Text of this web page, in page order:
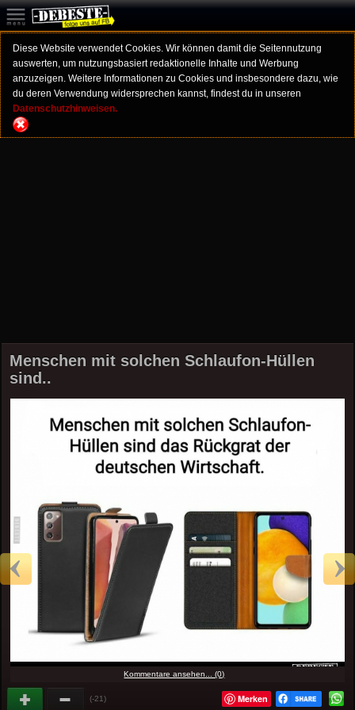
Diese Website verwendet Cookies. Wir können damit die Seitennutzung
auswerten, um nutzungsbasiert redaktionelle Inhalte und Werbung
anzuzeigen. Weitere Informationen zu Cookies und insbesondere dazu, wie
du deren Verwendung widersprechen kannst, findest du in unseren
Datenschutzhinweisen.
Menschen mit solchen Schlaufon-Hüllen
sind..
Kommentare ansehen... (0)
(-21) Merken